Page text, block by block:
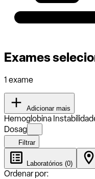
Exames
1 exame
Adicionar mais
Hemoglobina
Dosag
Filtrar
Laboratórios (0)
Ordenar por: